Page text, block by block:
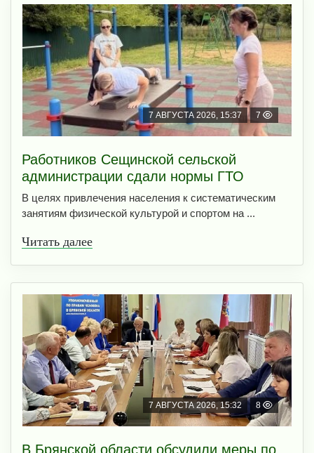
7 АВГУСТА 2026, 15:37 7
Работников Сещинской сельской
администрации сдали нормы ГТО
В целях привлечения населения к систематическим
занятиям физической культурой и спортом на ...
Читать далее
7 АВГУСТА 2026, 15:32 8
В Брянской области обсудили меры по